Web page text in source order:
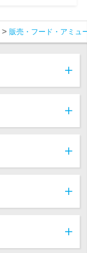
販売・フード・アミュ